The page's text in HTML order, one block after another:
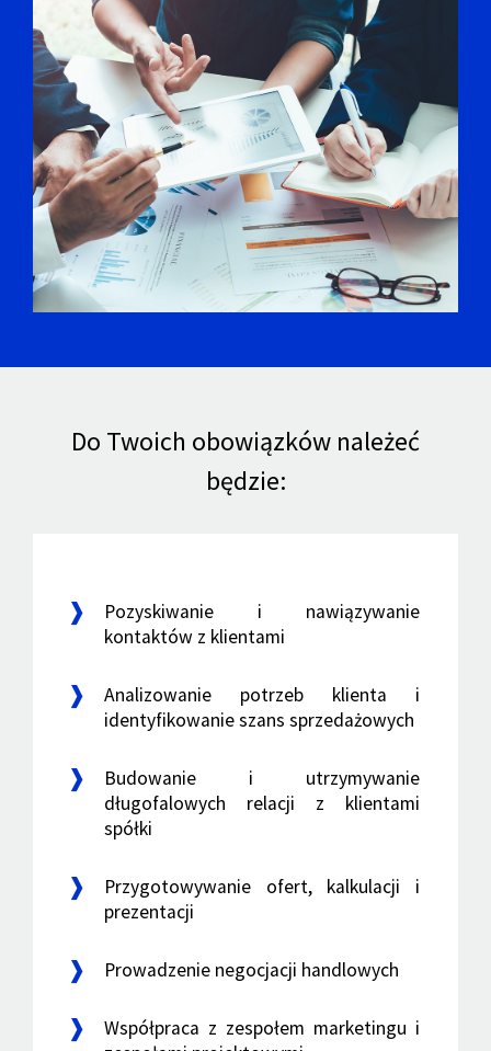
Do Twoich obowiązków należeć
będzie:
Pozyskiwanie i nawiązywanie
kontaktów z klientami
Analizowanie potrzeb klienta i
identyfikowanie szans sprzedażowych
Budowanie i utrzymywanie
długofalowych relacji z klientami
spółki
Przygotowywanie ofert, kalkulacji i
prezentacji
Prowadzenie negocjacji handlowych
Współpraca z zespołem marketingu i